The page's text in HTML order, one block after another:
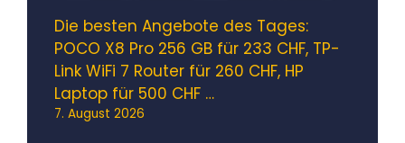
Die besten Angebote des Tages:
POCO X8 Pro 256 GB für 233 CHF, TP-
Link WiFi 7 Router für 260 CHF, HP
Laptop für 500 CHF …
7. August 2026